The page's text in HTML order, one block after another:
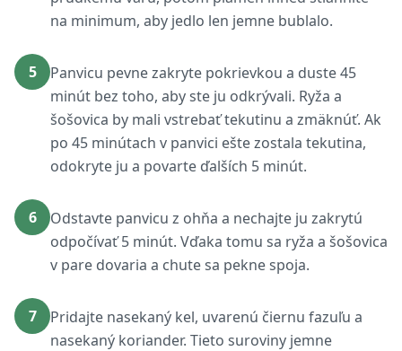
na minimum, aby jedlo len jemne bublalo.
5
Panvicu pevne zakryte pokrievkou a duste 45
minút bez toho, aby ste ju odkrývali. Ryža a
šošovica by mali vstrebať tekutinu a zmäknúť. Ak
po 45 minútach v panvici ešte zostala tekutina,
odokryte ju a povarte ďalších 5 minút.
6
Odstavte panvicu z ohňa a nechajte ju zakrytú
odpočívať 5 minút. Vďaka tomu sa ryža a šošovica
v pare dovaria a chute sa pekne spoja.
7
Pridajte nasekaný kel, uvarenú čiernu fazuľu a
nasekaný koriander. Tieto suroviny jemne